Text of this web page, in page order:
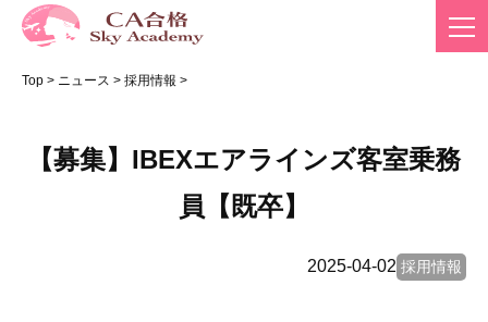
Top > ニュース > 採用情報 >
【募集】IBEXエアラインズ客室乗務
員【既卒】
2025-04-02 採用情報